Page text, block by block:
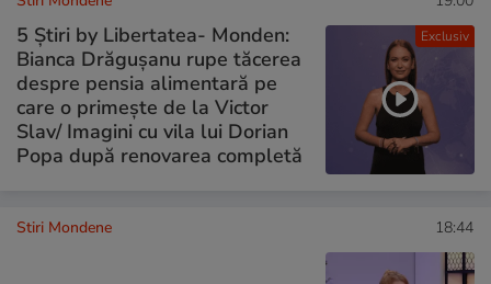
Exclusiv
5 Știri by Libertatea- Monden:
Bianca Drăgușanu rupe tăcerea
despre pensia alimentară pe
care o primește de la Victor
Slav/ Imagini cu vila lui Dorian
Popa după renovarea completă
Stiri Mondene 18:44